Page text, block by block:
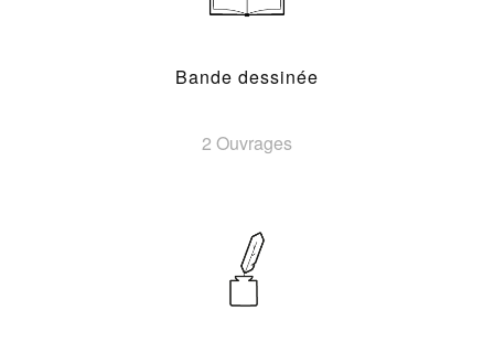
Bande dessinée
2 Ouvrages